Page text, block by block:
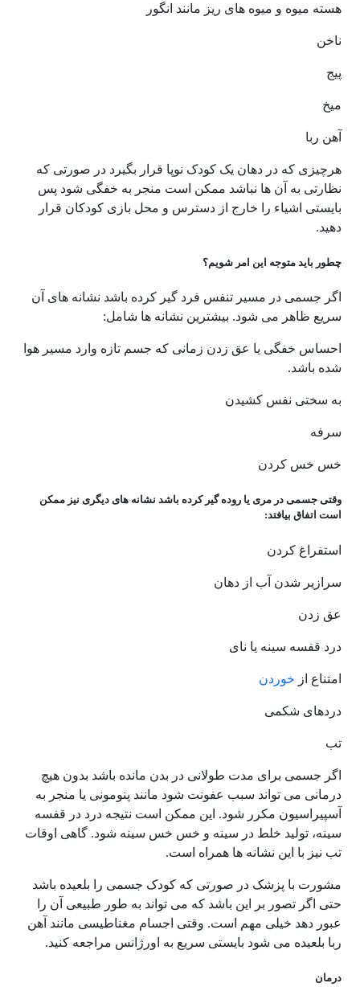
هسته میوه و میوه های ریز مانند انگور
ناخن
پیج
میخ
آهن ربا
هرچیزی که در دهان یک کودک نوپا قرار بگیرد در صورتی که
نظارتی به آن ها نباشد ممکن است منجر به خفگی شود پس
بایستی اشیاء را خارج از دسترس و محل بازی کودکان قرار
دهید.
چطور باید متوجه این امر شویم؟
اگر جسمی در مسیر تنفس فرد گیر کرده باشد نشانه های آن
سریع ظاهر می شود. بیشترین نشانه ها شامل:
احساس خفگی یا عق زدن زمانی که جسم تازه وارد مسیر هوا
شده باشد.
به سختی نفس کشیدن
سرفه
خس خس کردن
وقتی جسمی در مری یا روده گیر کرده باشد نشانه های دیگری نیز ممکن
است اتفاق بیافتد:
استفراغ کردن
سرازیر شدن آب از دهان
عق زدن
درد قفسه سینه یا نای
امتناع از خوردن
دردهای شکمی
تب
اگر جسمی برای مدت طولانی در بدن مانده باشد بدون هیچ
درمانی می تواند سبب عفونت شود مانند پنومونی یا منجر به
آسپیراسیون مکرر شود. این ممکن است نتیجه درد در قفسه
سینه، تولید خلط در سینه و خس خس سینه شود. گاهی اوقات
تب نیز با این نشانه ها همراه است.
مشورت با پزشک در صورتی که کودک جسمی را بلعیده باشد
حتی اگر تصور بر این باشد که می تواند به طور طبیعی آن را
عبور دهد خیلی مهم است. وقتی اجسام مغناطیسی مانند آهن
ربا بلعیده می شود بایستی سریع به اورژانس مراجعه کنید.
درمان